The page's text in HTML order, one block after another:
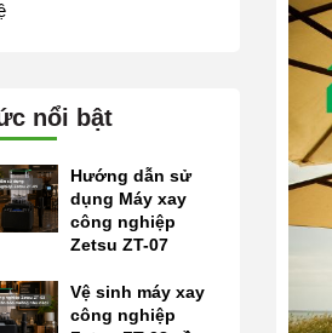
nổi bật
Hướng dẫn sử
dụng Máy xay
công nghiệp
Zetsu ZT-07
Vệ sinh máy xay
công nghiệp